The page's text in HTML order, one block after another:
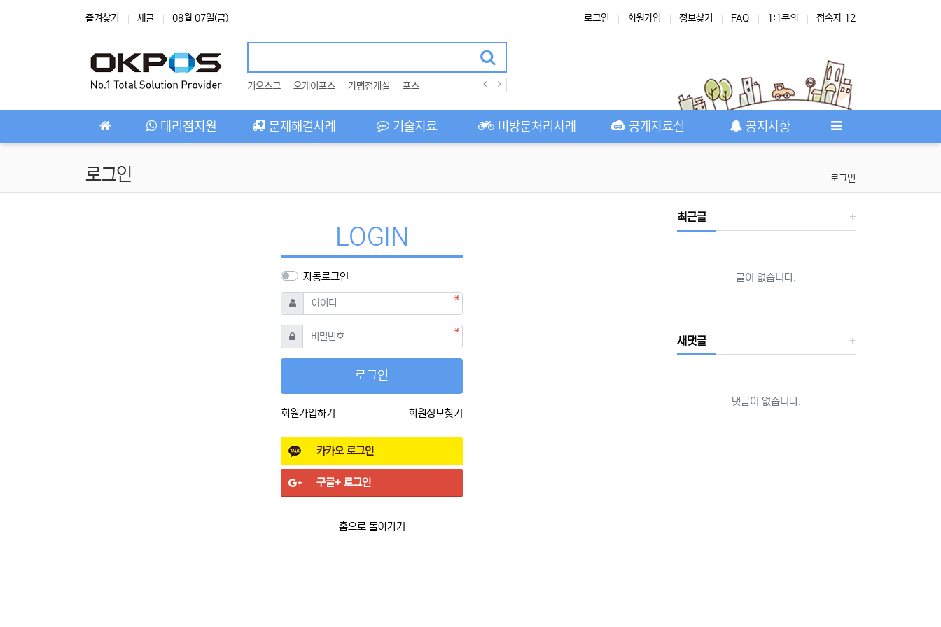
즐겨찾기 새글 08월 07일(금) 로그인 회원가입 정보찾기 FAQ 1:1문의 접속자 12
키오스크 오케이포스 가맹점개설 포스
대리점지원 문제해결사례 기술자료 비방문처리사례 공개자료실 공지사항
로그인 로그인
LOGIN
자동로그인
아이디
필수
비밀번호필수
로그인
회원가입하기 회원정보찾기
카카오로그인
구글+ 로그인
홈으로 돌아가기
최근글
글이 없습니다.
새댓글
댓글이 없습니다.